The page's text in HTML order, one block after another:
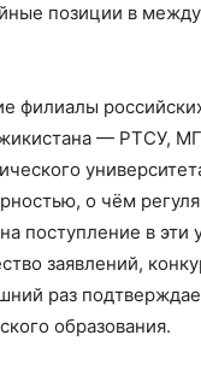
позиции в
филиалы
— РТСУ,
о чём
поступление в эти
заявлений,
раз
образования.